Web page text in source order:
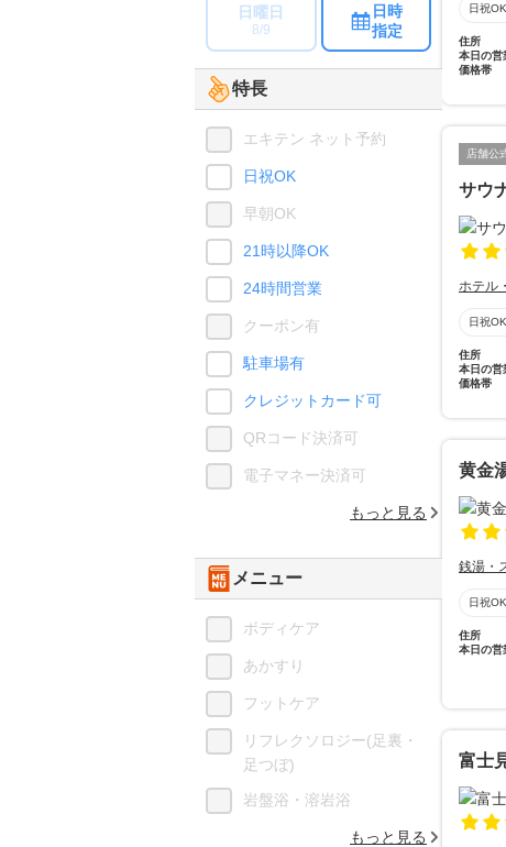
日祝OK
住所
本日の営
価格帯
店舗公
サウ
ホテル
日祝OK
住所
本日の営
価格帯
黄金
銭湯・
日祝OK
住所
本日の営
富士
日曜日
8/9
日時
指定
特長
エキテン ネット予約
日祝OK
早朝OK
21時以降OK
24時間営業
クーポン有
駐車場有
クレジットカード可
QRコード決済可
電子マネー決済可
もっと見る
メニュー
ボディケア
あかすり
フットケア
リフレクソロジー(足裏・
足つぼ)
岩盤浴・溶岩浴
もっと見る